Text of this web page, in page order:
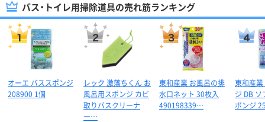
バス・トイレ用掃除道具の売れ筋ランキング
オーエ バススポンジ
208900 1個
レック 激落ちくん お
風呂用スポンジ カビ
取りバスクリーナ
ー…
東和産業 お風呂の排
水口ネット 30枚入
490198339…
東和産
ジ DB ソ
ポンジ